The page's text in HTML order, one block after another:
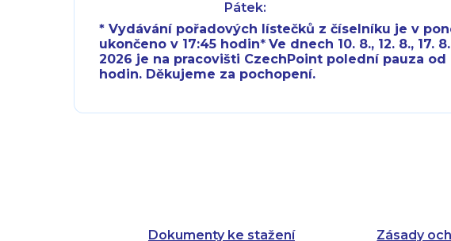
Dokumenty ke stažení Zásady
Pátek:
* Vydávání pořadových lístečků z číselníku je v
ukončeno v 17:45 hodin*Ve dnech 10. 8., 12. 8., 17.
2026 je na pracovišti CzechPoint polední pauza od
hodin. Děkujeme za pochopení.